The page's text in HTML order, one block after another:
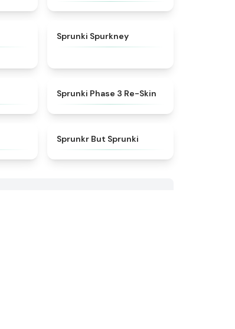
Sprunki Spurkney
★
Sprunki Phase 3 Re-Skin
Sprunkr But Sprunki